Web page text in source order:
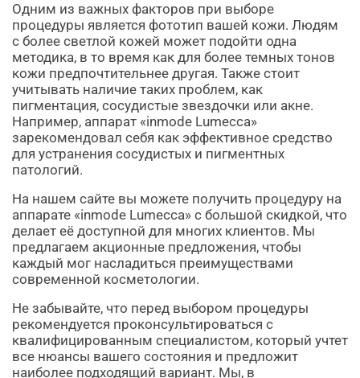
Одним из важных факторов при выборе
процедуры является фототип вашей кожи. Людям
с более светлой кожей может подойти одна
методика, в то время как для более темных тонов
кожи предпочтительнее другая. Также стоит
учитывать наличие таких проблем, как
пигментация, сосудистые звездочки или акне.
Например, аппарат «inmode Lumecca»
зарекомендовал себя как эффективное средство
для устранения сосудистых и пигментных
патологий.
На нашем сайте вы можете получить процедуру на
аппарате «inmode Lumecca» с большой скидкой, что
делает её доступной для многих клиентов. Мы
предлагаем акционные предложения, чтобы
каждый мог насладиться преимуществами
современной косметологии.
Не забывайте, что перед выбором процедуры
рекомендуется проконсультироваться с
квалифицированным специалистом, который учтет
все нюансы вашего состояния и предложит
наиболее подходящий вариант. Мы, в